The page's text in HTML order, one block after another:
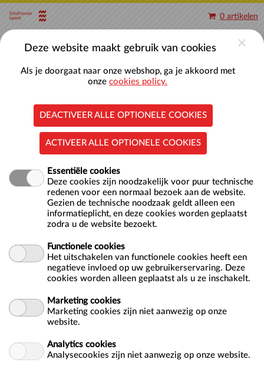
Naar hoofdinhoud
0 artikelen
FloatFit
Locatie
Nationaal Zwemcentrum De Tongelreep
5644 RX EINDHOVEN
NL
DoelgroepVolwassenen
Op een speciale mat (AquaBase) voer je diverse
opdrachten uit op het water waarbij balans en kracht een
grote rol spelen. Tijdens FloatFit train je je volledige
lichaam. Je moet continue je buikspieren aanpassen voor
evenwicht en vervolgens...
meer >>
Deze website maakt gebruik van cookies
Als je doorgaat naar onze webshop, ga je akkoord met
onze cookies policy.
DEACTIVEER ALLE OPTIONELE COOKIES
ACTIVEER ALLE OPTIONELE COOKIES
Essentiële cookies
Deze cookies zijn noodzakelijk voor puur technische
redenen voor een normaal bezoek aan de website.
Gezien de technische noodzaak geldt alleen een
informatieplicht, en deze cookies worden geplaatst
zodra u de website bezoekt.
Functionele cookies
Het uitschakelen van functionele cookies heeft een
negatieve invloed op uw gebruikerservaring. Deze
cookies worden alleen geplaatst als u ze inschakelt.
Marketing cookies
Marketing cookies zijn niet aanwezig op onze
website.
Analytics cookies
Analysecookies zijn niet aanwezig op onze website.